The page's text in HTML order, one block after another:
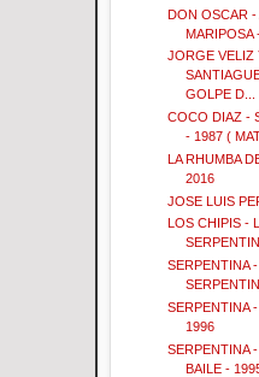
DON OSCAR -
MARIPOSA
JORGE VELIZ
GOLPE D...
COCO DIAZ -
- 1987 (
LA RHUMBA
2016
JOSE LUIS
LOS CHIPIS -
SERPENTINA
SERPENTINA
1996
SERPENTINA
BAILE -